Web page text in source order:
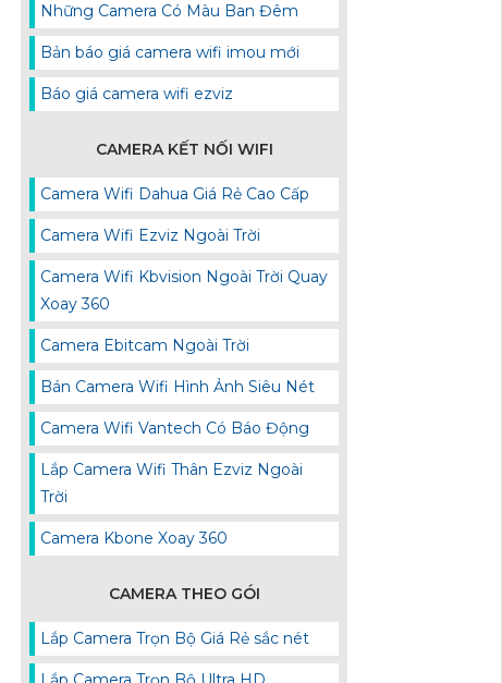
Những Camera Có Màu Ban Đêm
Bản báo giá camera wifi imou mới
Báo giá camera wifi ezviz
CAMERA KẾT NỐI WIFI
Camera Wifi Dahua Giá Rẻ Cao Cấp
Camera Wifi Ezviz Ngoài Trời
Camera Wifi Kbvision Ngoài Trời Quay
Xoay 360
Camera Ebitcam Ngoài Trời
Bán Camera Wifi Hình Ảnh Siêu Nét
Camera Wifi Vantech Có Báo Động
Lắp Camera Wifi Thân Ezviz Ngoài
Trời
Camera Kbone Xoay 360
CAMERA THEO GÓI
Lắp Camera Trọn Bộ Giá Rẻ sắc nét